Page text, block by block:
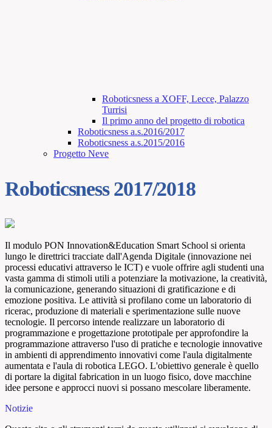
Roboticsness a XOFF, Lecce, Palazzo
Turrisi
Il primo anno del progetto di robotica
Roboticsness a.s.2016/2017
Roboticsness a.s.2015/2016
Progetto Neve
Roboticsness 2017/2018
Il modulo PON Innovation&Education Smart School si orienta
lungo le direttrici tracciate dall'Agenda Digitale (innovazione nei
processi educativi attraverso le ICT) e vuole offrire agli studenti una
vasta gamma di stimoli utili a potenziare la motivazione, la creatività,
la comunicazione, generando situazioni di gratificazione e di
emozione positiva. Le attività si profilano come un laboratorio di
ricerac, produzione di materiali e sperimentazione sulle nuove
tecnologie. Il percorso intende realizzare un laboratorio di
programmazione e progettazione prototipale per approfondire la
programmazione attraverso l'uso di pratiche e tecnologie innovative
in ambienti di apprendimento innovativi come l'aula digitalmente
aumentata e l'aula di robotica LEGO. L'obiettivo generale è quello
di portare la digital fabrication in un luogo fisico, dove macchine
idee persone e approcci nuovi si possano mescolare liberamente.
Notizie